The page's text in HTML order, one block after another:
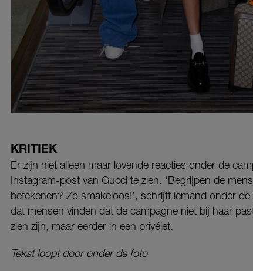
KRITIEK
Er zijn niet alleen maar lovende reacties onder de
Instagram-post van Gucci te zien. ‘Begrijpen de
betekenen? Zo smakeloos!’, schrijft iemand onder
dat mensen vinden dat de campagne niet bij haar
zien zijn, maar eerder in een privéjet.
Tekst loopt door onder de foto